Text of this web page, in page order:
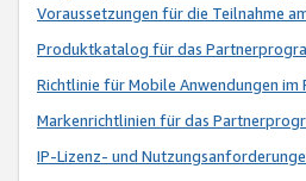
Voraussetzungen für die Teilnahme
Produktkatalog für das
Richtlinie für Mobile Anwendungen im
Markenrichtlinien für das
IP-Lizenz- und